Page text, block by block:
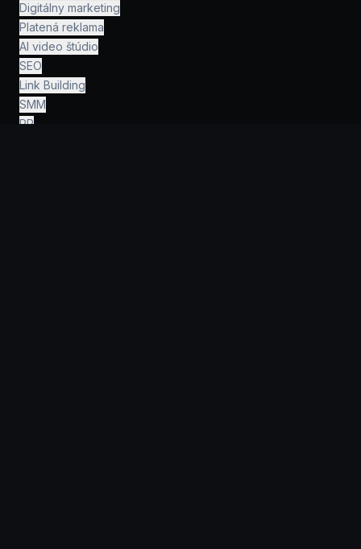
Digitálny marketing
Platená reklama
AI video štúdio
SEO
Link Building
SMM
PR